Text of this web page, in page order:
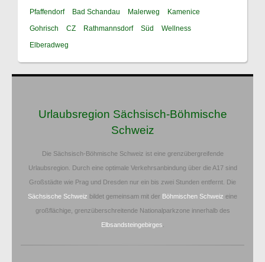
Pfaffendorf Bad Schandau Malerweg
Kamenice
Gohrisch
CZ Rathmannsdorf Süd
Wellness
Elberadweg
Urlaubsregion Sächsisch-Böhmische
Schweiz
Die Sächsisch-Böhmische Schweiz ist eine grenzübergreifende
Urlaubsregion. Durch eine optimale Verkehrsanbindung über die A17 sind
Großstädte wie Prag und Dresden nur ein bis zwei Stunden entfernt. Die
Sächsische Schweiz bildet gemeinsam mit der Böhmischen Schweiz eine
großflächige, grenzüberschreitende Nationalparkzone innerhalb des
Elbsandsteingebirges